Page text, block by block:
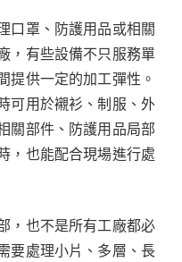
口罩、防護用品或相關
，有些設備不只服務單
提供一定的加工彈性。
可用於襯衫、制服、外
關部件、防護用品局部
，也能配合現場進行處
，也不是所有工廠都必
要處理小片、多層、長